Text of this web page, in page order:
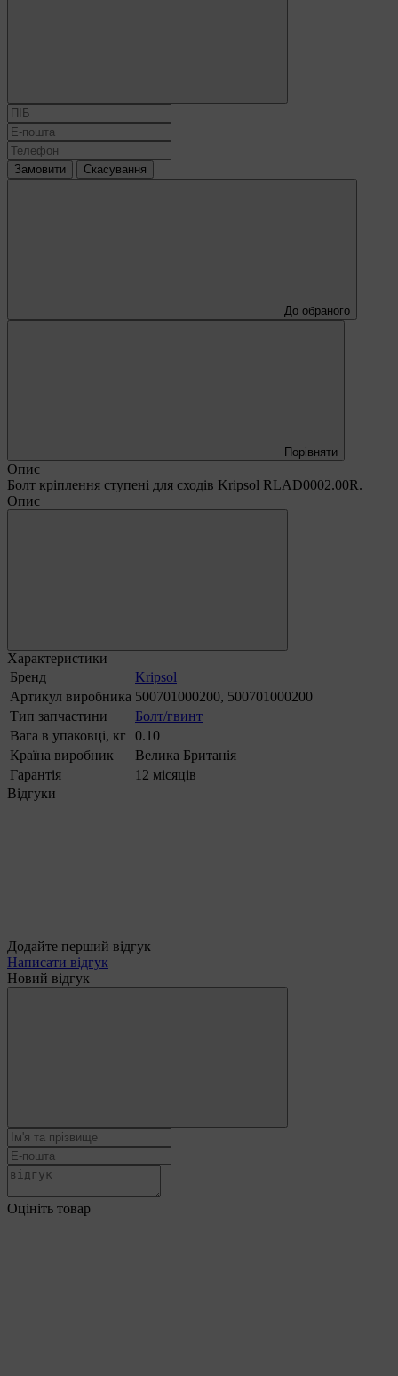
Замовити Скасування
До обраного
Порівняти
Опис
Болт кріплення ступені для сходів Kripsol RLAD0002.00R.
Опис
Характеристики
Бренд
Kripsol
Артикул виробника 500701000200, 500701000200
Тип запчастини
Болт/гвинт
Вага в упаковці, кг
0.10
Країна виробник
Велика Британія
Гарантія
12 місяців
Відгуки
Додайте перший відгук
Написати відгук
Новий відгук
Оцініть товар